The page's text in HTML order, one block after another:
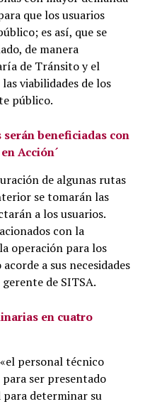
que los usuarios
es así, que se
de manera
de Tránsito y el
viabilidades de los
público.
beneficiadas con
Acción´
de algunas rutas
se tomarán las
a los usuarios.
con la
operación para los
a sus necesidades
de SITSA.
en cuatro
personal técnico
ser presentado
determinar su